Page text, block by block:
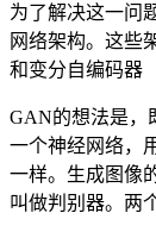
为了解决这一问
网络架构。这些
和变分自编码器
GAN的想法是，
一个神经网络，
一样。生成图像
叫做判别器。两